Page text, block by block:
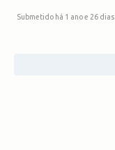
Submetido há 1 ano e 26 dias